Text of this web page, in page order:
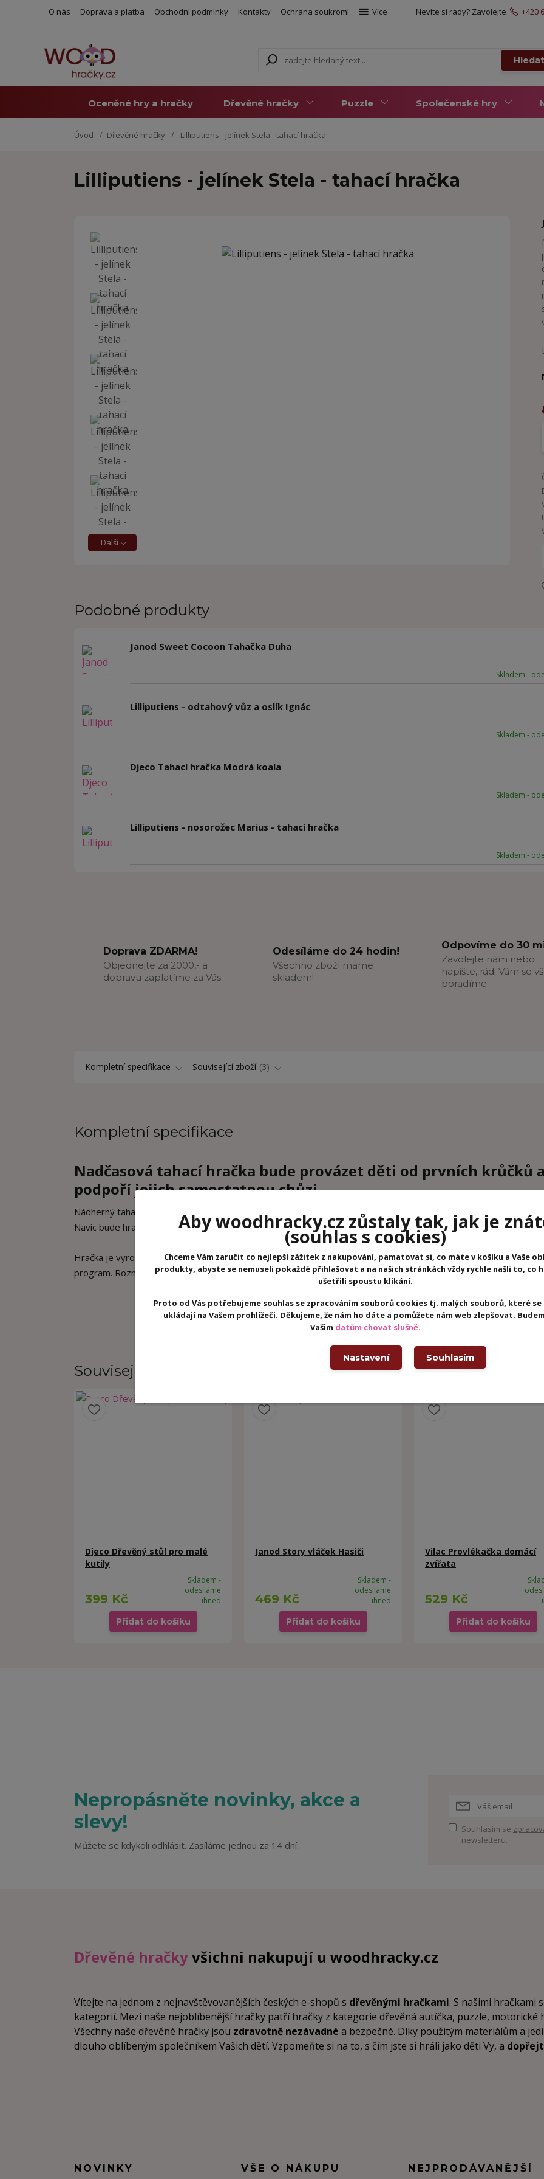
O nás Doprava a platba Obchodní podmínky Kontakty Ochrana soukromí Více
Hledat
Nevíte si rady? Zavolejte +420
Oceněné hry a hračky Dřevěné hračky Puzzle Společenské hry
Úvod Dřevěné hračky Lilliputiens - jelínek Stela - tahací hračka
Lilliputiens - jelínek Stela - tahací hračka
Další
Podobné produkty
Janod Sweet Cocoon Tahačka Duha
Skladem -
Lilliputiens - odtahový vůz a oslík Ignác
Skladem -
Djeco Tahací hračka Modrá koala
Skladem -
Lilliputiens - nosorožec Marius - tahací hračka
Skladem -
Doprava ZDARMA!
Objednejte za 2000,- a
dopravu zaplatíme za Vás.
Odesíláme do 24 hodin!
Všechno zboží máme
skladem!
Odpovíme do 30
Zavolejte nám nebo
napište, rádi Vám se
poradíme.
Kompletní specifikace Související zboží 3
Kompletní specifikace
Nadčasová tahací hračka bude provázet děti od prvních krůčků a
podpoří jejich samostatnou chůzi.
Nádherný tahací koloušek Stela se dá rozebrat na jednotlivé části a textilní hračku pak můžete bez problémů
Navíc bude hračka skvělou dekorací do dětského pokoje.
Hračka je vyrobena ze 100% polyester a dřeva s certifikací FSC. Plyšového kolouška lze prát v pračce na 30°C na
program. Rozměry produktu jsou 19 x 10 x 20 cm.
Související zboží
Djeco Dřevěný stůl pro malé
kutily
399 Kč
Skladem -
odesíláme
ihned
Přidat do košíku
Janod Story vláček Hasiči
469 Kč
Skladem -
odesíláme
ihned
Přidat do košíku
Vilac Provlékačka domácí
zvířata
529 Kč
Přidat do košíku
Nepropásněte novinky, akce a
slevy!
Můžete se kdykoli odhlásit. Zasíláme jednou za 14 dní.
Souhlasím se
newsletteru.
Dřevěné hračkyvšichni nakupují u woodhracky.cz
Vítejte na jednom z nejnavštěvovanějších českých e-shopů s dřevěnými hračkami. S našimi hračkami
kategorií. Mezi naše nejoblíbenější hračky patří hračky z kategorie dřevěná autíčka, puzzle, motorické
Všechny naše dřevěné hračky jsou zdravotně nezávadné a bezpečné. Díky použitým materiálům a
dlouho oblíbeným společníkem Vašich dětí. Vzpomeňte si na to, s čím jste si hráli jako děti Vy, a
NOVINKY VŠE O NÁKUPU NEJPRODÁVANĚJŠÍ
Aby woodhracky.cz zůstaly tak, jak je
(souhlas s cookies)
Chceme Vám zaručit co nejlepší zážitek z nakupování, pamatovat si, co máte v košíku a Vaše
produkty, abyste se nemuseli pokaždé přihlašovat a na našich stránkách vždy rychle našli to, co
ušetřili spoustu klikání.
Proto od Vás potřebujeme souhlas se zpracováním souborů cookies tj. malých souborů, které se
ukládají na Vašem prohlížeči. Děkujeme, že nám ho dáte a pomůžete nám web zlepšovat.
Vašim datům chovat slušně.
Nastavení Souhlasím